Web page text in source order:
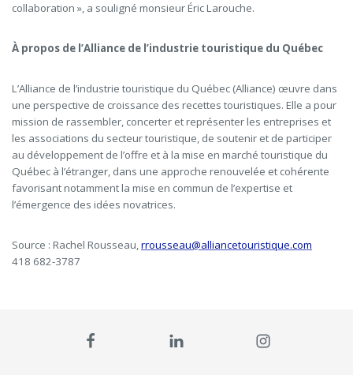
collaboration », a souligné monsieur Éric Larouche.
À propos de l’Alliance de l’industrie touristique du Québec
L’Alliance de l’industrie touristique du Québec (Alliance) œuvre dans
une perspective de croissance des recettes touristiques. Elle a pour
mission de rassembler, concerter et représenter les entreprises et
les associations du secteur touristique, de soutenir et de participer
au développement de l’offre et à la mise en marché touristique du
Québec à l’étranger, dans une approche renouvelée et cohérente
favorisant notamment la mise en commun de l’expertise et
l’émergence des idées novatrices.
Source : Rachel Rousseau,rrousseau@alliancetouristique.com
418 682-3787